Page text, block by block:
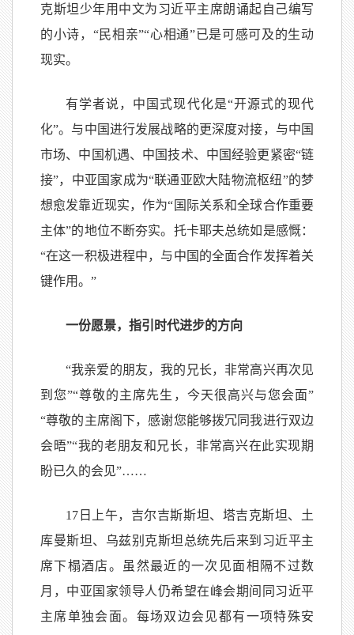
克斯坦少年用中文为习近平主席朗诵起自己编写
的小诗，“民相亲”“心相通”已是可感可及的生动
现实。
有学者说，中国式现代化是“开源式的现代
化”。与中国进行发展战略的更深度对接，与中国
市场、中国机遇、中国技术、中国经验更紧密“链
接”，中亚国家成为“联通亚欧大陆物流枢纽”的梦
想愈发靠近现实，作为“国际关系和全球合作重要
主体”的地位不断夯实。托卡耶夫总统如是感慨：
“在这一积极进程中，与中国的全面合作发挥着关
键作用。”
一份愿景，指引时代进步的方向
“我亲爱的朋友，我的兄长，非常高兴再次见
到您”“尊敬的主席先生，今天很高兴与您会面”
“尊敬的主席阁下，感谢您能够拨冗同我进行双边
会晤”“我的老朋友和兄长，非常高兴在此实现期
盼已久的会见”……
17日上午，吉尔吉斯斯坦、塔吉克斯坦、土
库曼斯坦、乌兹别克斯坦总统先后来到习近平主
席下榻酒店。虽然最近的一次见面相隔不过数
月，中亚国家领导人仍希望在峰会期间同习近平
主席单独会面。每场双边会见都有一项特殊安